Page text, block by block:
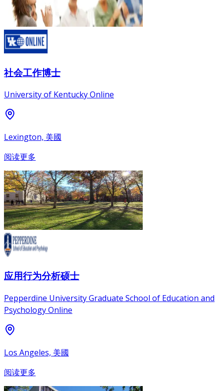
社会工作博士
University of Kentucky Online
Lexington, 美國
阅读更多
应用行为分析硕士
Pepperdine University Graduate School of Education and
Psychology Online
Los Angeles, 美國
阅读更多